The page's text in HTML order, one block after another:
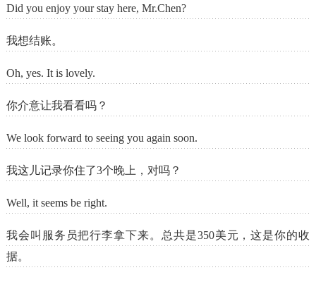
Did you enjoy your stay here, Mr.Chen?
我想结账。
Oh, yes. It is lovely.
你介意让我看看吗？
We look forward to seeing you again soon.
我这儿记录你住了3个晚上，对吗？
Well, it seems be right.
我会叫服务员把行李拿下来。总共是350美元，这是你的收
据。